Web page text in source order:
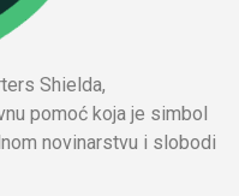
Shielda,
pomoć koja je simbol
novinarstvu i slobodi